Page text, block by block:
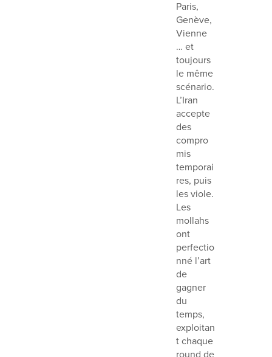
Paris,
Genève,
Vienne
… et
toujours
le même
scénario.
L’Iran
accepte
des
compro
mis
temporai
res, puis
les viole.
Les
mollahs
ont
perfectio
nné l’art
de
gagner
du
temps,
exploitan
t chaque
round de